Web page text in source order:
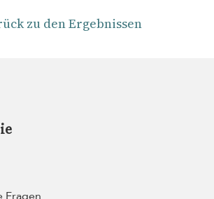
zu den Ergebnissen